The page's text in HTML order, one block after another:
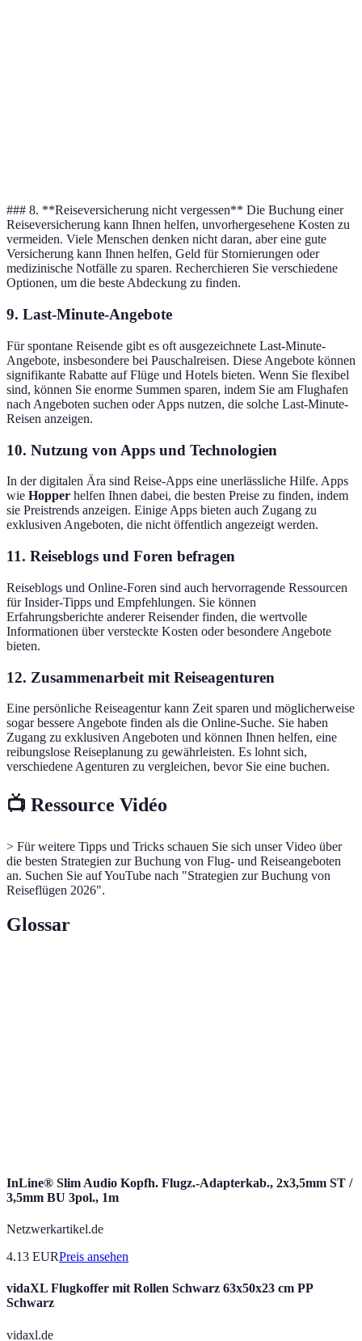
### 8. **Reiseversicherung nicht vergessen** Die Buchung einer
Reiseversicherung kann Ihnen helfen, unvorhergesehene Kosten zu
vermeiden. Viele Menschen denken nicht daran, aber eine gute
Versicherung kann Ihnen helfen, Geld für Stornierungen oder
medizinische Notfälle zu sparen. Recherchieren Sie verschiedene
Optionen, um die beste Abdeckung zu finden.
9. Last-Minute-Angebote
Für spontane Reisende gibt es oft ausgezeichnete Last-Minute-
Angebote, insbesondere bei Pauschalreisen. Diese Angebote können
signifikante Rabatte auf Flüge und Hotels bieten. Wenn Sie flexibel
sind, können Sie enorme Summen sparen, indem Sie am Flughafen
nach Angeboten suchen oder Apps nutzen, die solche Last-Minute-
Reisen anzeigen.
10. Nutzung von Apps und Technologien
In der digitalen Ära sind Reise-Apps eine unerlässliche Hilfe. Apps
wie Hopper helfen Ihnen dabei, die besten Preise zu finden, indem
sie Preistrends anzeigen. Einige Apps bieten auch Zugang zu
exklusiven Angeboten, die nicht öffentlich angezeigt werden.
11. Reiseblogs und Foren befragen
Reiseblogs und Online-Foren sind auch hervorragende Ressourcen
für Insider-Tipps und Empfehlungen. Sie können
Erfahrungsberichte anderer Reisender finden, die wertvolle
Informationen über versteckte Kosten oder besondere Angebote
bieten.
12. Zusammenarbeit mit Reiseagenturen
Eine persönliche Reiseagentur kann Zeit sparen und möglicherweise
sogar bessere Angebote finden als die Online-Suche. Sie haben
Zugang zu exklusiven Angeboten und können Ihnen helfen, eine
reibungslose Reiseplanung zu gewährleisten. Es lohnt sich,
verschiedene Agenturen zu vergleichen, bevor Sie eine buchen.
📺 Ressource Vidéo
> Für weitere Tipps und Tricks schauen Sie sich unser Video über
die besten Strategien zur Buchung von Flug- und Reiseangeboten
an. Suchen Sie auf YouTube nach "Strategien zur Buchung von
Reiseflügen 2026".
Glossar
InLine® Slim Audio Kopfh. Flugz.-Adapterkab., 2x3,5mm ST /
3,5mm BU 3pol., 1m
Netzwerkartikel.de
4.13 EURPreis ansehen
vidaXL Flugkoffer mit Rollen Schwarz 63x50x23 cm PP
Schwarz
vidaxl.de